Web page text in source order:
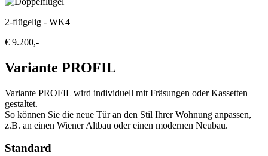
2-flügelig - WK4
€ 9.200,-
Variante PROFIL
Variante PROFIL wird individuell mit Fräsungen oder Kassetten
gestaltet.
So können Sie die neue Tür an den Stil Ihrer Wohnung anpassen,
z.B. an einen Wiener Altbau oder einen modernen Neubau.
Standard